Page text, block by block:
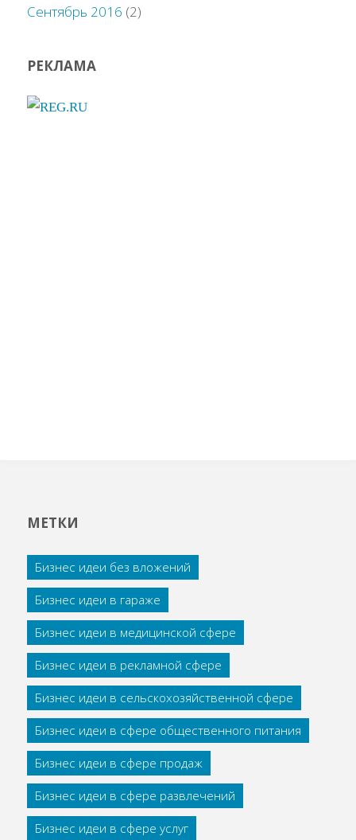
Сентябрь 2016 (2)
РЕКЛАМА
МЕТКИ
Бизнес идеи без вложений
Бизнес идеи в гараже
Бизнес идеи в медицинской сфере
Бизнес идеи в рекламной сфере
Бизнес идеи в сельскохозяйственной сфере
Бизнес идеи в сфере общественного питания
Бизнес идеи в сфере продаж
Бизнес идеи в сфере развлечений
Бизнес идеи в сфере услуг